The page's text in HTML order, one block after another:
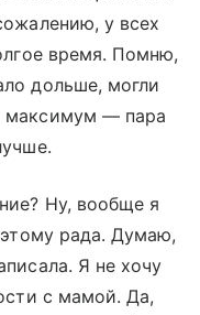
у всех
время. Помню,
дольше, могли
максимум — пара
Ну, вообще я
рада. Думаю,
Я не хочу
с мамой. Да,